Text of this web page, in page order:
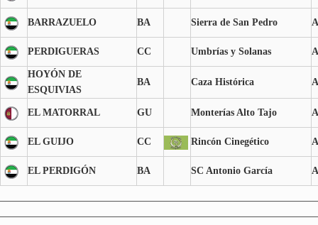
BARRAZUELO BA Sierra de San Pedro A
PERDIGUERAS CC Umbrías y Solanas A
HOYÓN DE
ESQUIVIAS
BA Caza Histórica A
EL MATORRAL GU Monterías Alto Tajo A
EL GUIJO CC Rincón Cinegético A
EL PERDIGÓN BA SC Antonio García A